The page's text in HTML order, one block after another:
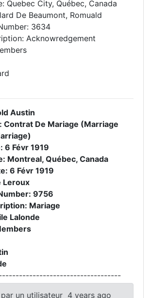
Quebec City, Québec, Canada
De Beaumont, Romuald
3634
Acknowredgement
Austin
Contrat De Mariage (Marriage
6 Févr 1919
Montreal, Québec, Canada
6 Févr 1919
Leroux
9756
Mariage
Lalonde
un utilisateur 4 years ago